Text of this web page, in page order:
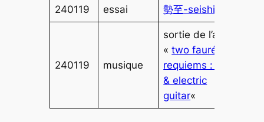
240119 essai 勢至-seishi
240119 musique
sortie de l’album
«two fauré
requiems : piano
& electric
guitar«